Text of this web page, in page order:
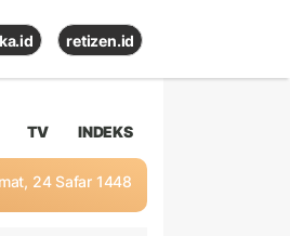
retizen.id
TV INDEKS
24 Safar 1448